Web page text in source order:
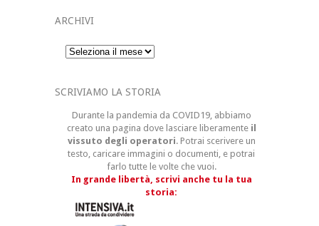
ARCHIVI
Archivi
SCRIVIAMO LA STORIA
Durante la pandemia da COVID19, abbiamo
creato una pagina dove lasciare liberamenteil
vissuto degli operatori. Potrai scerivere un
testo, caricare immagini o documenti, e potrai
farlo tutte le volte che vuoi.
In grande libertà, scrivi anche tu la tua
storia: